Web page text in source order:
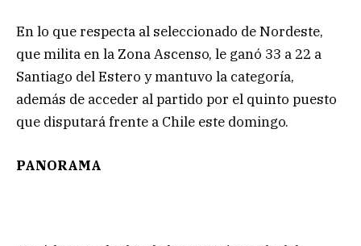
En lo que respecta al seleccionado de Nordeste,
que milita en la Zona Ascenso, le ganó 33 a 22 a
Santiago del Estero y mantuvo la categoría,
además de acceder al partido por el quinto puesto
que disputará frente a Chile este domingo.
PANORAMA